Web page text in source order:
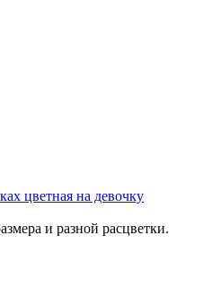
цветная на девочку
и разной расцветки.